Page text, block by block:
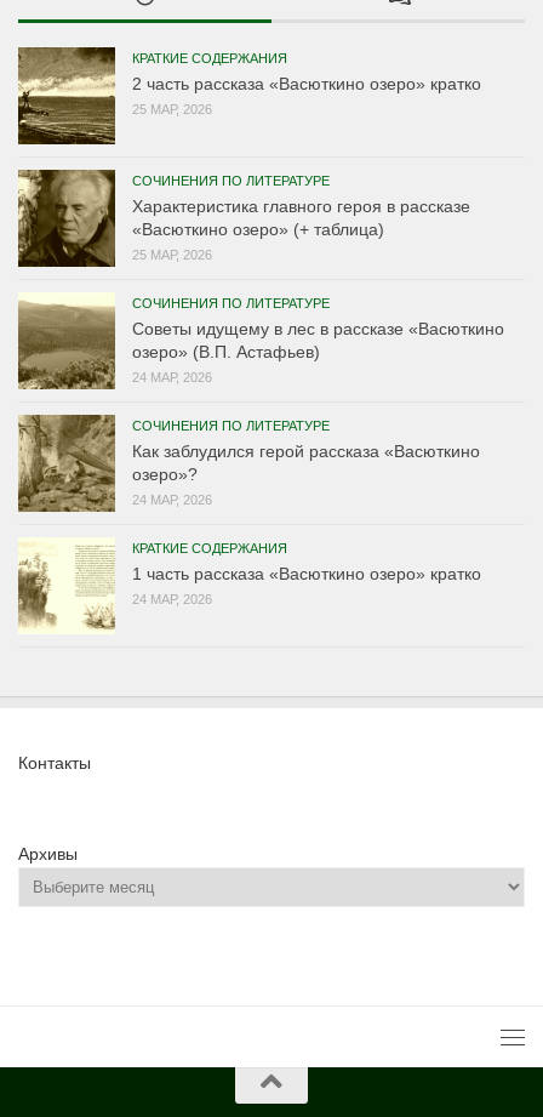
КРАТКИЕ СОДЕРЖАНИЯ
2 часть рассказа «Васюткино озеро» кратко
25 МАР, 2026
СОЧИНЕНИЯ ПО ЛИТЕРАТУРЕ
Характеристика главного героя в рассказе
«Васюткино озеро» (+ таблица)
25 МАР, 2026
СОЧИНЕНИЯ ПО ЛИТЕРАТУРЕ
Советы идущему в лес в рассказе «Васюткино
озеро» (В.П. Астафьев)
24 МАР, 2026
СОЧИНЕНИЯ ПО ЛИТЕРАТУРЕ
Как заблудился герой рассказа «Васюткино
озеро»?
24 МАР, 2026
КРАТКИЕ СОДЕРЖАНИЯ
1 часть рассказа «Васюткино озеро» кратко
24 МАР, 2026
Контакты
Архивы